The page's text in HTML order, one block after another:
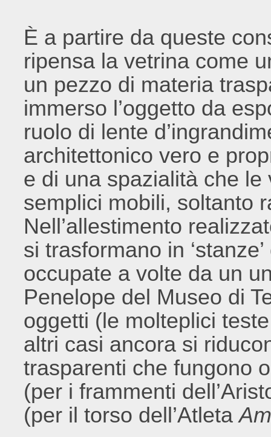
È a partire da queste
ripensa la vetrina come
un pezzo di materia
immerso l’oggetto da
ruolo di lente
architettonico vero e
e di una spazialità che
semplici mobili, soltanto
Nell’allestimento
si trasformano in
occupate a volte da un
Penelope del Museo di
oggetti (le molteplici
altri casi ancora si
trasparenti che fungono
(per i frammenti
(per il torso dell’Atleta